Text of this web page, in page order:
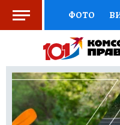
ФОТО
ВЫБОР
КНИЖНАЯ